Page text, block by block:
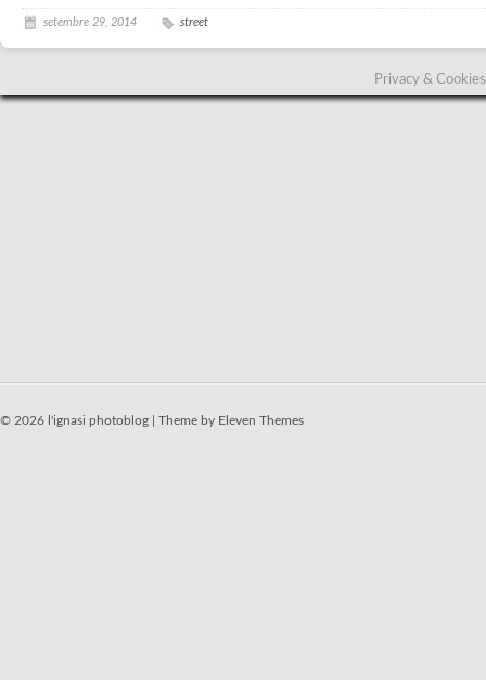
setembre 29, 2014 street
© 2026 l'ignasi photoblog | Theme by Eleven Themes
Privacy &